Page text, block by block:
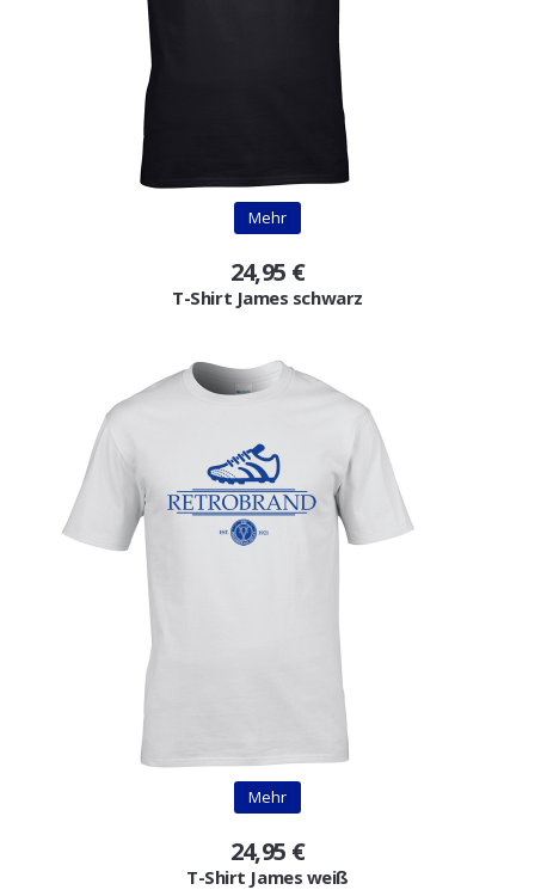
Mehr
24,95 €
T-Shirt James schwarz
Mehr
24,95 €
T-Shirt James weiß